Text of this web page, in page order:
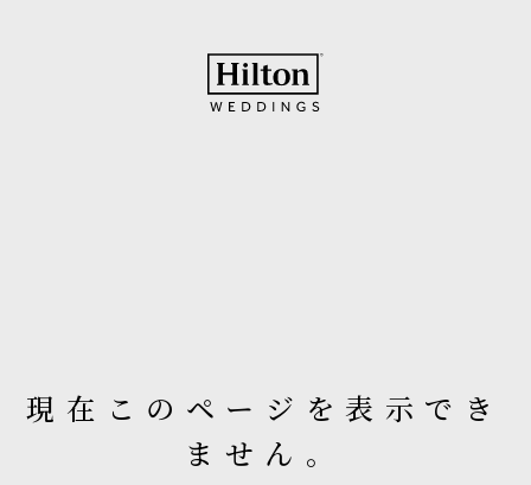
現在このページを表示でき
ません。